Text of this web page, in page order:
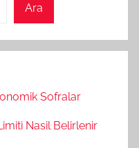
Ara
Sofralar
Nasil Belirlenir